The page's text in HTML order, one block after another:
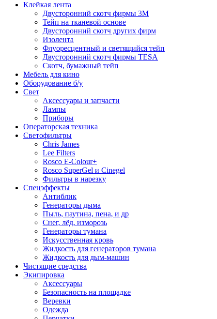
Клейкая лента
Двусторонний скотч фирмы 3M
Тейп на тканевой основе
Двусторонний скотч других фирм
Изолента
Флуоресцентный и светящийся тейп
Двусторонний скотч фирмы TESA
Скотч, бумажный тейп
Мебель для кино
Оборудование б/у
Свет
Аксессуары и запчасти
Лампы
Приборы
Операторская техника
Светофильтры
Chris James
Lee Filters
Rosco E-Colour+
Rosco SuperGel и Cinegel
Фильтры в нарезку
Спецэффекты
Антиблик
Генераторы дыма
Пыль, паутина, пена, и др
Снег, лёд, изморозь
Генераторы тумана
Искусственная кровь
Жидкость для генераторов тумана
Жидкость для дым-машин
Чистящие средства
Экипировка
Аксессуары
Безопасность на площадке
Веревки
Одежда